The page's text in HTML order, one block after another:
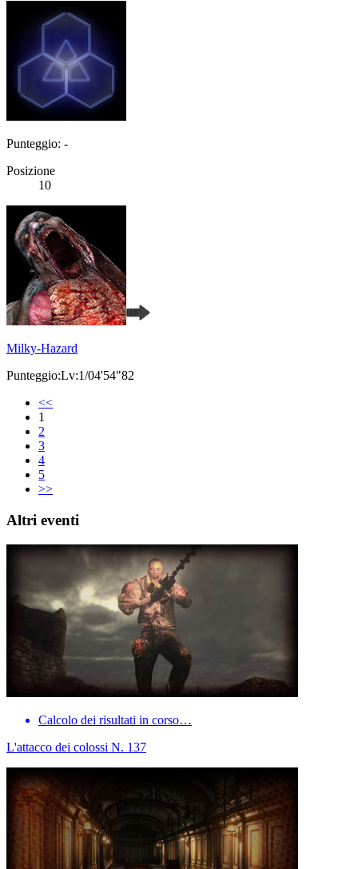
Punteggio: -
Posizione
10
Milky-Hazard
Punteggio:Lv:1/04'54"82
<<
1
2
3
4
5
>>
Altri eventi
Calcolo dei risultati in corso…
L'attacco dei colossi N. 137